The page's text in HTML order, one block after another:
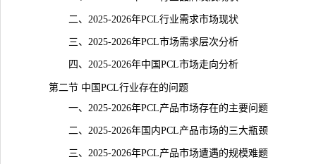
二、2025-2026年PCL行业需求市场现状
三、2025-2026年PCL市场需求层次分析
四、2025-2026年中国PCL市场走向分析
第二节 中国PCL行业存在的问题
一、2025-2026年PCL产品市场存在的主要问题
二、2025-2026年国内PCL产品市场的三大瓶颈
三、2025-2026年PCL产品市场遭遇的规模难题